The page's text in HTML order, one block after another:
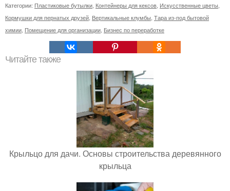
Категории: Пластиковые бутылки Контейнеры для кексов Искусственные цветы
Кормушки для пернатых друзей Вертикальные клумбы Тара из-под бытовой
химии Помещение для организации Бизнес по переработке
Читайте также
Крыльцо для дачи. Основы строительства деревянного
крыльца